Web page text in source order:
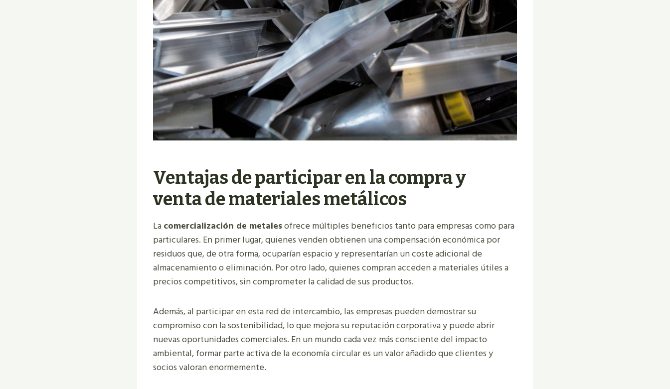
Ventajas de participar en la compra y
venta de materiales metálicos
Lacomercialización de metalesofrece múltiples beneficios tanto para empresas como para
particulares. En primer lugar, quienes venden obtienen una compensación económica por
residuos que, de otra forma, ocuparían espacio y representarían un coste adicional de
almacenamiento o eliminación. Por otro lado, quienes compran acceden a materiales útiles a
precios competitivos, sin comprometer la calidad de sus productos.
Además, al participar en esta red de intercambio, las empresas pueden demostrar su
compromiso con la sostenibilidad, lo que mejora su reputación corporativa y puede abrir
nuevas oportunidades comerciales. En un mundo cada vez más consciente del impacto
ambiental, formar parte activa de la economía circular es un valor añadido que clientes y
socios valoran enormemente.